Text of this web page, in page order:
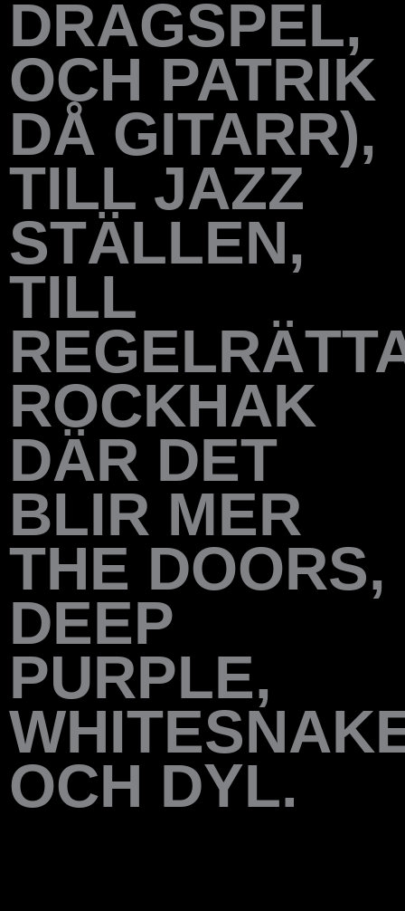
DRAGSPEL,
OCH PATRIK
DÅ GITARR),
TILL JAZZ
STÄLLEN,
TILL
ROCKHAK
DÄR DET
BLIR MER
THE DOORS,
DEEP
PURPLE,
OCH DYL.